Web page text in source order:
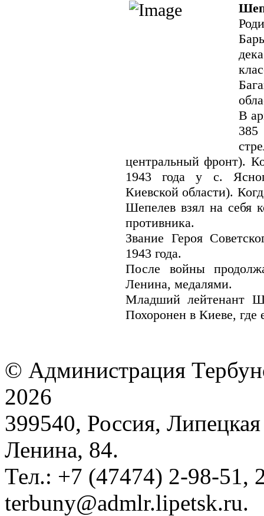
В
центральный фронт).
1943 года у с.
Киевской области).
Шепелев взял на себя
противника.
Звание Героя
1943 года.
После войны
Ленина, медалями.
Младший лейтенант
Похоронен в Киеве, где
© Администрация
2026
399540, Россия,
Ленина, 84.
Тел.: +7 (47474) 2-98-51,
terbuny@admlr.lipetsk.ru.